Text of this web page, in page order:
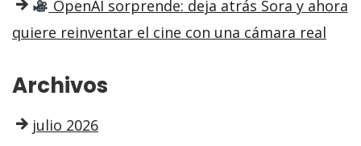
OpenAI sorprende: deja atrás Sora y ahora
quiere reinventar el cine con una cámara real
Archivos
julio 2026